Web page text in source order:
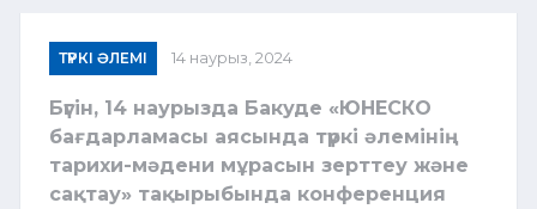
ТҮРКІ ӘЛЕМІ 14 наурыз, 2024
Бүгін, 14 наурызда Бакуде «ЮНЕСКО
бағдарламасы аясында түркі әлемінің
тарихи-мәдени мұрасын зерттеу және
сақтау» тақырыбында конференция